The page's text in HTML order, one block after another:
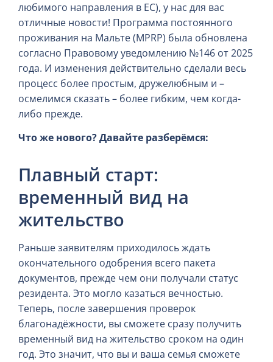
любимого направления в ЕС), у нас для вас
отличные новости! Программа постоянного
проживания на Мальте (MPRP) была обновлена
согласно Правовому уведомлению №146 от 2025
года. И изменения действительно сделали весь
процесс более простым, дружелюбным и –
осмелимся сказать – более гибким, чем когда-
либо прежде.
Что же нового? Давайте разберёмся:
Плавный старт:
временный вид на
жительство
Раньше заявителям приходилось ждать
окончательного одобрения всего пакета
документов, прежде чем они получали статус
резидента. Это могло казаться вечностью.
Теперь, после завершения проверок
благонадёжности, вы сможете сразу получить
временный вид на жительство сроком на один
год. Это значит, что вы и ваша семья сможете